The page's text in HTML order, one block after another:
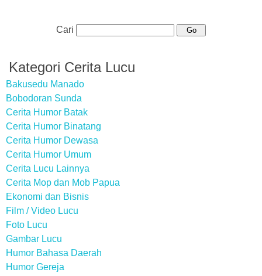
Cari
Kategori Cerita Lucu
Bakusedu Manado
Bobodoran Sunda
Cerita Humor Batak
Cerita Humor Binatang
Cerita Humor Dewasa
Cerita Humor Umum
Cerita Lucu Lainnya
Cerita Mop dan Mob Papua
Ekonomi dan Bisnis
Film / Video Lucu
Foto Lucu
Gambar Lucu
Humor Bahasa Daerah
Humor Gereja